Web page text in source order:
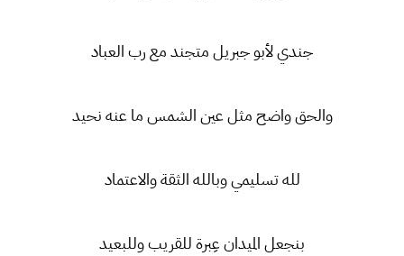
جندي لأبو جبريل متجند مع رب العباد
والحق واضح مثل عين الشمس ما عنه نحيد
لله تسليمي وبالله الثقة والاعتماد
بنجعل الميدان عِبرة للقريب وللبعيد